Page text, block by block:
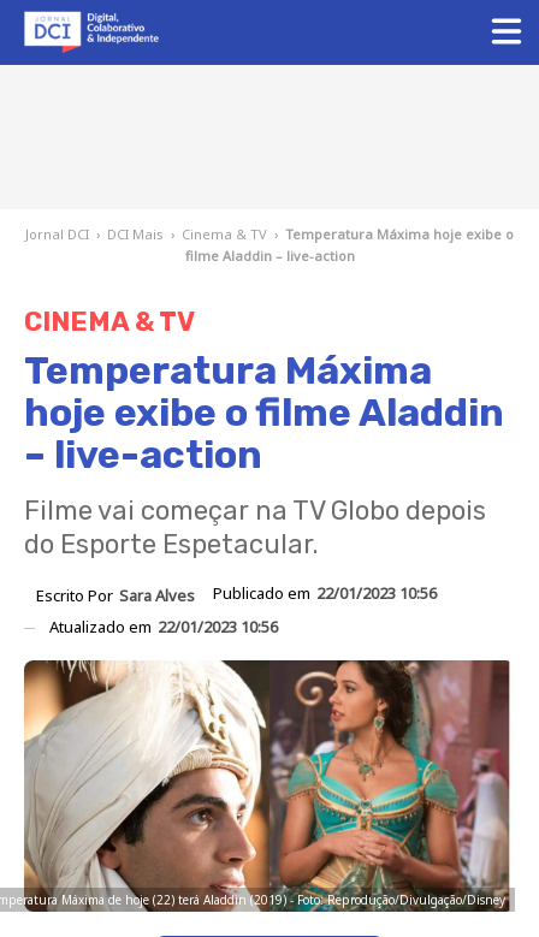
Jornal DCI › DCI Mais › Cinema & TV › Temperatura Máxima hoje exibe o
filme Aladdin – live-action
CINEMA & TV
Temperatura Máxima
hoje exibe o filme Aladdin
– live-action
Filme vai começar na TV Globo depois
do Esporte Espetacular.
Escrito Por Sara Alves Publicado em 22/01/2023 10:56
Atualizado em 22/01/2023 10:56
Máxima de hoje (22) terá Aladdin (2019) - Foto: Reprodução/Divulgação/Disney